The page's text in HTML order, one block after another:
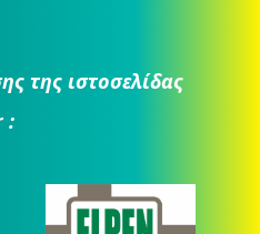
της ιστοσελίδας
: